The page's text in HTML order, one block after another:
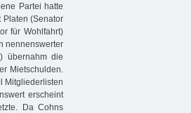
Partei hatte
Platen (Senator
für Wohlfahrt)
nennenswerter
übernahm die
Mietschulden.
Mitgliederlisten
erscheint
Da Cohns